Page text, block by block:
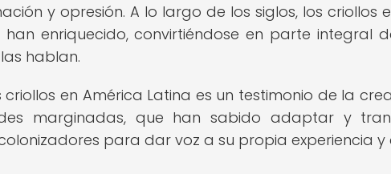
y opresión. A lo largo de los siglos, los criollos
han enriquecido, convirtiéndose en parte integral
hablan.
criollos en América Latina es un testimonio de la
marginadas, que han sabido adaptar y
para dar voz a su propia experiencia y